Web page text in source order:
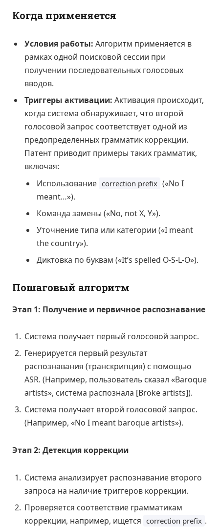
Когда применяется
Условия работы: Алгоритм применяется в
рамках одной поисковой сессии при
получении последовательных голосовых
вводов.
Триггеры активации: Активация происходит,
когда система обнаруживает, что второй
голосовой запрос соответствует одной из
предопределенных грамматик коррекции.
Патент приводит примеры таких грамматик,
включая:
Использование correction prefix («No I
meant…»).
Команда замены («No, not X, Y»).
Уточнение типа или категории («I meant
the country»).
Диктовка по буквам («It’s spelled O-S-L-O»).
Пошаговый алгоритм
Этап 1: Получение и первичное распознавание
Система получает первый голосовой запрос.
Генерируется первый результат
распознавания (транскрипция) с помощью
ASR. (Например, пользователь сказал «Baroque
artists», система распознала [Broke artists]).
Система получает второй голосовой запрос.
(Например, «No I meant baroque artists»).
Этап 2: Детекция коррекции
Система анализирует распознавание второго
запроса на наличие триггеров коррекции.
Проверяется соответствие грамматикам
коррекции, например, ищется correction prefix .